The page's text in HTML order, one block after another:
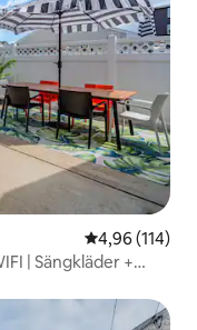
4,96 av 5 i
4,96 (114)
| Sängkläder +